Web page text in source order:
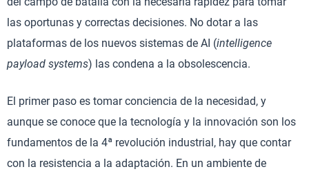
las oportunas y correctas decisiones. No dotar a las
plataformas de los nuevos sistemas de AI (intelligence
payload systems) las condena a la obsolescencia.
El primer paso es tomar conciencia de la necesidad, y
aunque se conoce que la tecnología y la innovación son los
fundamentos de la 4ª revolución industrial, hay que contar
con la resistencia a la adaptación. En un ambiente de